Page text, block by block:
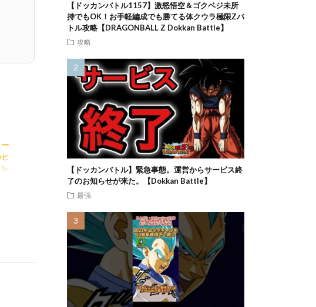
【ドッカンバトル1157】激怒悟空＆ゴクベジ未所
持でもOK！お手軽編成でも勝てる体クウラ極限Zバ
トル攻略【DRAGONBALL Z Dokkan Battle】
攻略
【ドッカンバトル】緊急事態。運営からサービス終
了のお知らせが来た。【Dokkan Battle】
最強